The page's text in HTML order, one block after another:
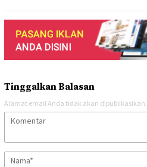
Tinggalkan Balasan
Alamat email Anda tidak akan dipublikasikan.